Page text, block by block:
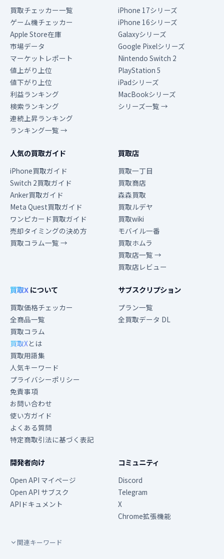
買取チェッカー一覧
ゲーム機チェッカー
Apple Store在庫
市場データ
マーケットレポート
値上がり上位
値下がり上位
利益ランキング
検索ランキング
連続上昇ランキング
ランキング一覧 →
iPhone 17シリーズ
iPhone 16シリーズ
Galaxyシリーズ
Google Pixelシリーズ
Nintendo Switch 2
PlayStation 5
iPadシリーズ
MacBookシリーズ
シリーズ一覧 →
人気の買取ガイド
iPhone買取ガイド
Switch 2買取ガイド
Anker買取ガイド
Meta Quest買取ガイド
ワンピカード買取ガイド
売却タイミングの決め方
買取コラム一覧 →
買取店
買取一丁目
買取商店
森森買取
買取ルデヤ
買取wiki
モバイル一番
買取ホムラ
買取店一覧 →
買取店レビュー
買取Xについて
買取価格チェッカー
全商品一覧
買取コラム
買取Xとは
買取用語集
人気キーワード
プライバシーポリシー
免責事項
お問い合わせ
使い方ガイド
よくある質問
特定商取引法に基づく表記
サブスクリプション
プラン一覧
全買取データ DL
開発者向け
Open API マイページ
Open API サブスク
APIドキュメント
コミュニティ
Discord
Telegram
X
Chrome拡張機能
関連キーワード